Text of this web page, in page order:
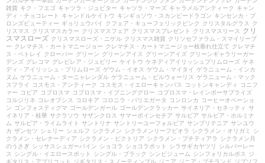
雑貨 キク・フエゴ キャツラ・ジュピター キャツラ・マーズ キャラメルアンティーク
キャン
ディ・チョコレート
キャンドルケイトウ キンギョソウ・スカンピードラゴン キンセンカ・ブ
ロンズビューティー ギョリュウバイ クフェア・キューフェリックピンク クリスタルグラス
ク
リスマス
クリスマスカラー クリスマスフェア クリスマスプレゼント クリスマスリース
クリ
スマスローズ クリスマスローズ・ニゲル クリスマス雑貨 クリソセファラム・スマイリープ
ー クレマチス・カートマニージョー クレマチス・カートマニージョー枝垂れ仕立て クレマチ
ス・ペトレイ
クローバー グリーン グリーンアイス グリーンアイズ グリーンギャラリーガー
デンズ グレコマ グレビレア・ジュビリー ケイトウ ケネディアイリッシュプリムローズ ケネ
ディ・アイリッシュ・プリムローズ ゲウム・イオス ゲウム・マイタイ ゲラニューム・インカ
ヌム ゲラニューム・ターニャレンダル ゲラニューム・ビルウォーリス ゲラニューム・マック
スフライ
コスモス・アンティーク コスモス・イエローキャンパス コットンキャンディ
コニフ
ァー
コピア コプロスマ コプロスマ・イブニンググロー
コプロスマ・レインボーサプライズ
コルジリネ
コレオプシス コロキア コロニラ・バリエガータ コンロンカ
コーヒーオベーショ
ン ゴンフォスティグマ ゴールデンガール ゴールデンクラッカー サイネリア・セネッティ サ
イネリア・桂華 サクラソウ サザンクロス サマーポインセチア サルビア サルビア・ホルミナ
ム サルビア・ライムライト サントリナ サントリーユーフォルビア サンブリテニア サンユウ
カ ザンセツ シェリー シェルフ シクラメン シクラメンリーフビオラ シクラメン・オリガミ
シ
クラメン・セレナーディア シクラメン・ビクトリア シクラメン・プチティアラ
シクラメン月
のうさぎ シッサスシュガーバイン ショコラ ショコラポット シラサギカヤツリ
シルバーレー
ス
シングル・イエロースポット シングル・ブラック シンビジューム シンフォリカルポス
ジ
ギタリス・アプリコット
ジギタリス・スノーティンプル ジニア ジニア・プチランド ジプソフ